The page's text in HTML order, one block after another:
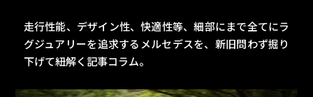
走行性能、デザイン性、快適性等、細部にまで全てにラ
グジュアリーを追求するメルセデスを、 新旧問わず掘り
下げて紐解く記事コラム。